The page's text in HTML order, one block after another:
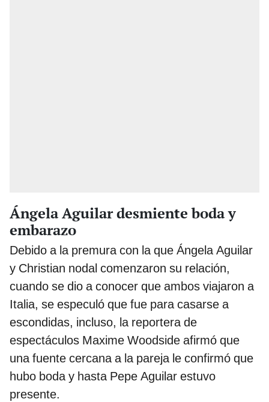
Ángela Aguilar desmiente boda y
embarazo
Debido a la premura con la que Ángela Aguilar
y Christian nodal comenzaron su relación,
cuando se dio a conocer que ambos viajaron a
Italia, se especuló que fue para casarse a
escondidas, incluso, la reportera de
espectáculos Maxime Woodside afirmó que
una fuente cercana a la pareja le confirmó que
hubo boda y hasta Pepe Aguilar estuvo
presente.